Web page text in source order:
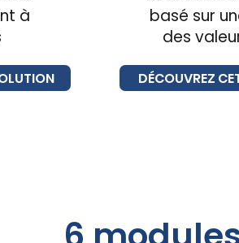
à
basé sur
des
DÉCOUVREZ